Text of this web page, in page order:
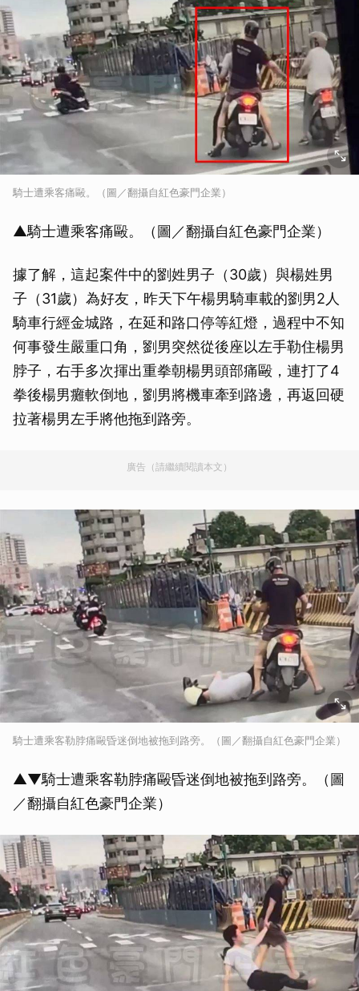
騎士遭乘客痛毆。（圖／翻攝自紅色豪門企業）
▲騎士遭乘客痛毆。（圖／翻攝自紅色豪門企業）
據了解，這起案件中的劉姓男子（30歲）與楊姓男
子（31歲）為好友，昨天下午楊男騎車載的劉男2人
騎車行經金城路，在延和路口停等紅燈，過程中不知
何事發生嚴重口角，劉男突然從後座以左手勒住楊男
脖子，右手多次揮出重拳朝楊男頭部痛毆，連打了4
拳後楊男癱軟倒地，劉男將機車牽到路邊，再返回硬
拉著楊男左手將他拖到路旁。
廣告（請繼續閱讀本文）
騎士遭乘客勒脖痛毆昏迷倒地被拖到路旁。（圖／翻攝自紅色豪門企業）
▲▼騎士遭乘客勒脖痛毆昏迷倒地被拖到路旁。（圖
／翻攝自紅色豪門企業）